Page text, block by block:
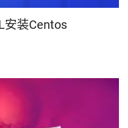
安装Centos